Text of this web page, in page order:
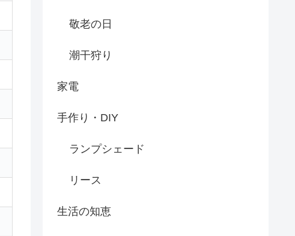
敬老の日
潮干狩り
家電
手作り・DIY
ランプシェード
リース
生活の知恵